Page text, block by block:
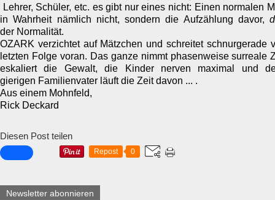
Lehrer, Schüler, etc. es gibt nur eines nicht: Einen normalen
in Wahrheit nämlich nicht, sondern die Aufzählung davor,
der Normalität.
OZARK verzichtet auf Mätzchen und schreitet schnurgerade
letzten Folge voran. Das ganze nimmt phasenweise surreale
eskaliert die Gewalt, die Kinder nerven maximal und
gierigen Familienvater läuft die Zeit davon ... .
Aus einem Mohnfeld,
Rick Deckard
Diesen Post teilen
Repost 0
Newsletter abonnieren